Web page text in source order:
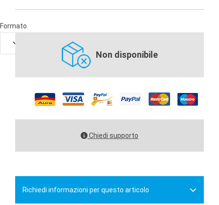
Formato
Non disponibile
Chiedi supporto
Richiedi informazioni per questo articolo